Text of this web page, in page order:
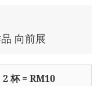
向前展
2 杯 = RM10